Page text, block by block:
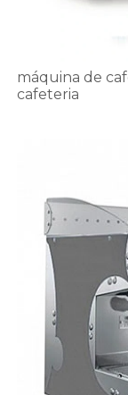
máquina de
cafeteria